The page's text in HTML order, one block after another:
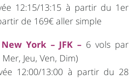
12:15/13:15 à partir du 1er
de 169€ aller simple
York – JFK – 6 vols par
Jeu, Ven, Dim)
12:00/13:00 à partir du 28